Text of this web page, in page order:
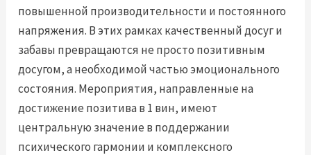
повышенной производительности и постоянного
напряжения. В этих рамках качественный досуг и
забавы превращаются не просто позитивным
досугом, а необходимой частью эмоционального
состояния. Мероприятия, направленные на
достижение позитива в 1 вин, имеют
центральную значение в поддержании
психического гармонии и комплексного